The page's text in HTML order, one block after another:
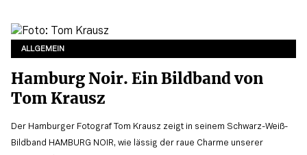
ALLGEMEIN
Hamburg Noir. Ein Bildband von
Tom Krausz
Der Hamburger Fotograf Tom Krausz zeigt in seinem Schwarz-Weiß-
Bildband HAMBURG NOIR, wie lässig der raue Charme unserer